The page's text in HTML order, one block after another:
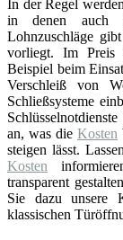
In der Regel
in denen auch
Lohnzuschläge
vorliegt. Im Preis
Beispiel beim
Verschleiß von
Schließsysteme
an, was die Kosten
steigen lässt.
Kosten
transparent
Sie dazu
klassischen